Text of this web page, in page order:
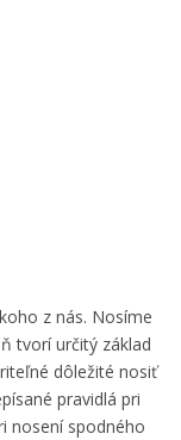
z nás. Nosíme
tvorí určitý základ
dôležité nosiť
pravidlá pri
nosení spodného